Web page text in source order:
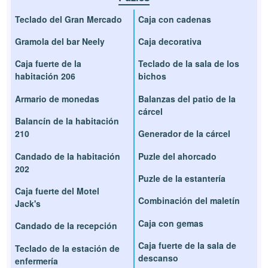
Teclado del Gran Mercado
Gramola del bar Neely
Caja fuerte de la
habitación 206
Armario de monedas
Balancín de la habitación
210
Candado de la habitación
202
Caja fuerte del Motel
Jack's
Candado de la recepción
Teclado de la estación de
enfermería
Caja con cadenas
Caja decorativa
Teclado de la sala de los
bichos
Balanzas del patio de la
cárcel
Generador de la cárcel
Puzle del ahorcado
Puzle de la estantería
Combinación del maletín
Caja con gemas
Caja fuerte de la sala de
descanso